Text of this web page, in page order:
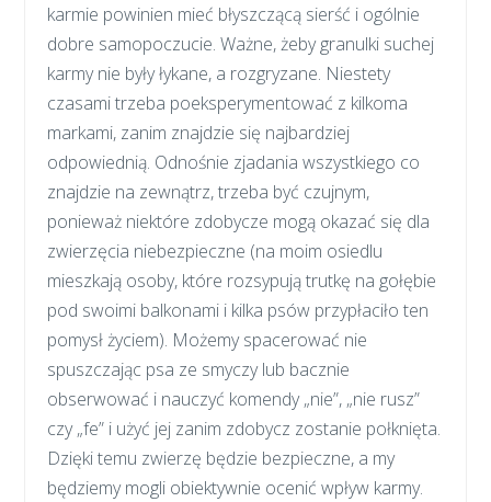
karmie powinien mieć błyszczącą sierść i ogólnie
dobre samopoczucie. Ważne, żeby granulki suchej
karmy nie były łykane, a rozgryzane. Niestety
czasami trzeba poeksperymentować z kilkoma
markami, zanim znajdzie się najbardziej
odpowiednią. Odnośnie zjadania wszystkiego co
znajdzie na zewnątrz, trzeba być czujnym,
ponieważ niektóre zdobycze mogą okazać się dla
zwierzęcia niebezpieczne (na moim osiedlu
mieszkają osoby, które rozsypują trutkę na gołębie
pod swoimi balkonami i kilka psów przypłaciło ten
pomysł życiem). Możemy spacerować nie
spuszczając psa ze smyczy lub bacznie
obserwować i nauczyć komendy „nie”, „nie rusz”
czy „fe” i użyć jej zanim zdobycz zostanie połknięta.
Dzięki temu zwierzę będzie bezpieczne, a my
będziemy mogli obiektywnie ocenić wpływ karmy.